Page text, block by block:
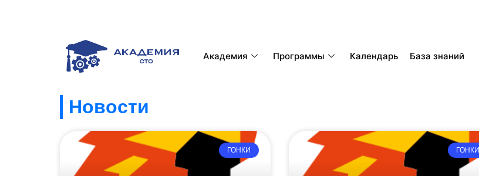
Академия Программы Календарь База знаний
Новости
ГОНКИ ГОНКИ